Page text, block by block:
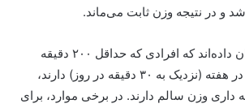
و در نتیجه وزن ثابت می‌ماند.
مطالعات بسیاری نشان داده‌اند که افرادی که حداقل ۲۰۰ دقیقه
فعالیت بدنی متوسط در هفته (نزدیک به ۳۰ دقیقه در روز) دارند،
داری وزن سالم دارند. در برخی موارد، برای